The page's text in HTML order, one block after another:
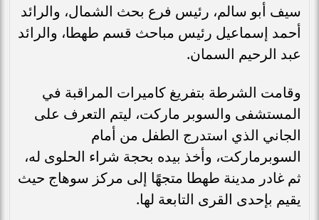
سيف أبو سالم، رئيس فرع بحث الشمال، والرائد
أحمد إسماعيل رئيس مباحث قسم طهطا، والرائد
عبد الرحيم السمان.
وقامت الشرطة بتفريغ كاميرات المراقبة في
المستشفى والسوبر ماركت، ليتم التعرف على
الجاني الذي استدرج الطفل من أمام
السوبرماركت، وأخذ بيده بحجة شراء الحلوى له،
ثم غادر مدينة طهطا متجهًا إلى مركز سوهاج حيث
يقيم بإحدى القرى التابعة لها.